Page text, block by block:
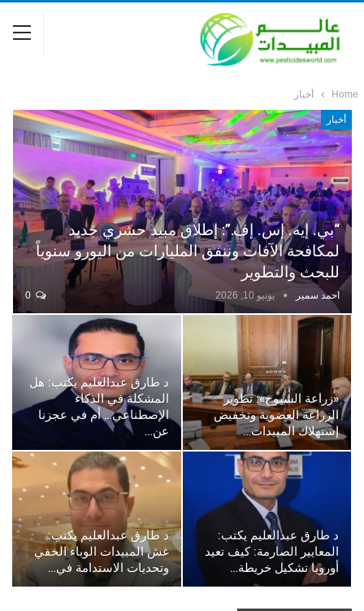
Home أخبار
أخبار
“بي. إيه. إس. إف.”: إطلاق مبيد حشري جديد
لمكافحة الآفات وننفق المليارات من اليورو سنوياً
للبحث والتطوير
احمد سمير يونيو 10, 2026
«زراعة الشيوخ»: تطوير
الزراعة العضوية وتخفيض
إستهلاك المبيدات…
د طارق عبدالعليم يكتب: هل
المشكلة في الذكاء
الإصطناعي… أم في عجزنا
عن…
د طارق عبدالعليم يكتب:
المعايير الصارمة: كيف تعيد
أوروبا تشكيل خريطة…
د طارق عبدالعليم يكتب:
غش المبيدات الوباء الخفي
وتحديات الاستدامة في…